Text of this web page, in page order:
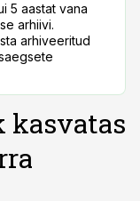
5 aastat vana
arhiivi.
arhiveeritud
kasvatas